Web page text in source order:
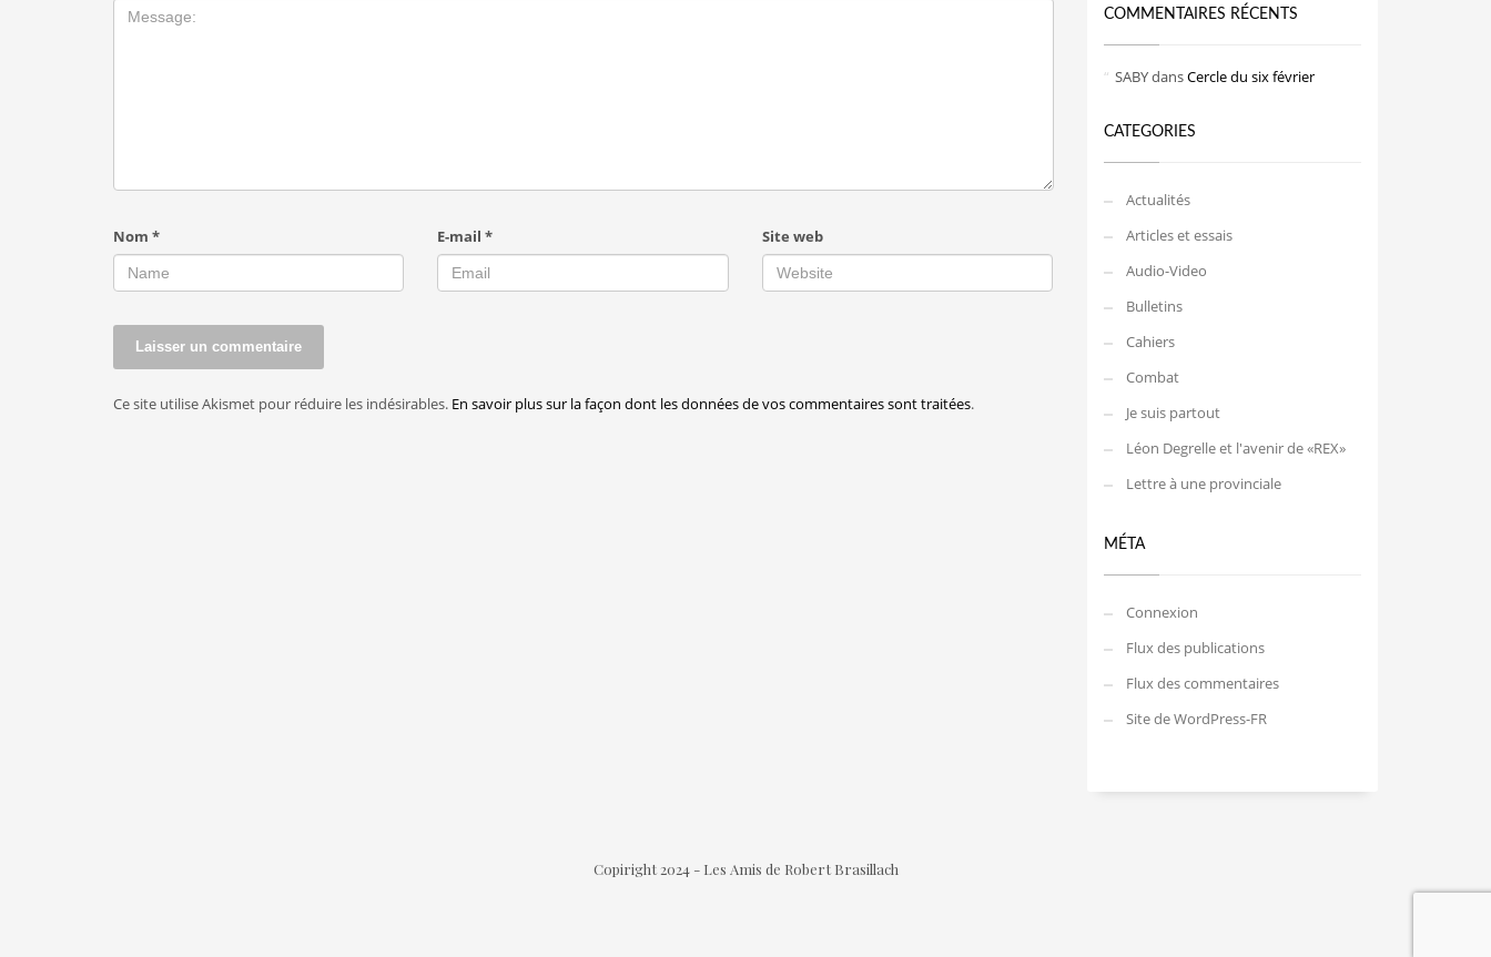
Nom * E-mail* Site web
Ce site utilise Akismet pour réduire les indésirables. En savoir plus sur la façon dont les données de vos commentaires sont traitées.
COMMENTAIRES RÉCENTS
SABYdansCercle du six février
CATEGORIES
Actualités
Articles et essais
Audio-Video
Bulletins
Cahiers
Combat
Je suis partout
Léon Degrelle et l'avenir de «REX»
Lettre à une provinciale
MÉTA
Connexion
Flux des publications
Flux des commentaires
Site de WordPress-FR
Copiright 2024 - Les Amis de Robert Brasillach